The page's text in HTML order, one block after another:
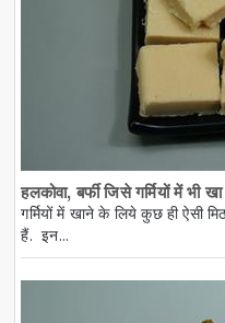
हलकोवा, बर्फी जिसे गर्मियों में
गर्मियों में खाने के लिये कुछ ही ऐसी
हैं. इन...